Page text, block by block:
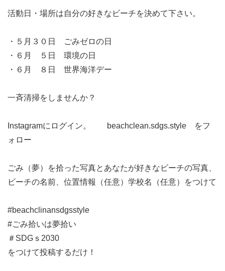
活動日・場所は自分の好きなビーチを決めて下さい。
・５月３０日 ごみゼロの日
・６月 ５日 環境の日
・６月 ８日 世界海洋デー
一斉清掃をしませんか？
Instagramにログイン。 beachclean.sdgs.style をフ
ォロー
ごみ（夢）を拾った写真とあなたが好きなビーチの写真、
ビーチの名前、位置情報（任意）学校名（任意）をつけて
#beachclinansdgsstyle
#ごみ拾いは夢拾い
＃SDGｓ2030
をつけて投稿するだけ！